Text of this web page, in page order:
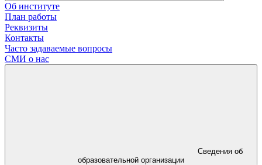
Об институте
План работы
Реквизиты
Контакты
Часто задаваемые вопросы
СМИ о нас
Сведения об
образовательной организации